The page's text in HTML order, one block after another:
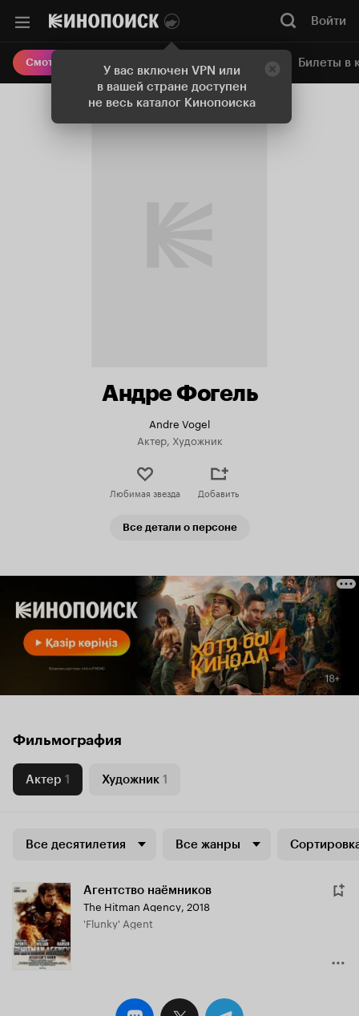
У вас включен VPN или
в вашей стране доступен
не весь каталог Кинопоиска
Войти
Смотреть кино Онлайн-кинотеатр Билеты в
Андре Фогель
Andre Vogel
Актер, Художник
Любимая звезда Добавить
Все детали о персоне
Фильмография
Актер 1 Художник 1
Все десятилетия Все жанры
Агентство наёмников
The Hitman Agency, 2018
'Flunky' Agent